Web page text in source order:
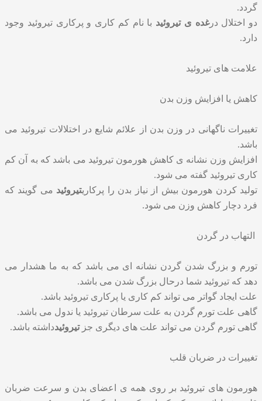
گردد.
دو اختلال درغده ی تیروئید با نام کم کاری و پرکاری تیروئید وجود
دارد.
علامت های تیروئید
کاهش یا افزایش وزن بدن
تغییرات ناگهانی در وزن بدن از علائم شایع در اختلالات تیروئید می
باشد.
افزایش وزن نشانه ی کاهش هورمون تیروئید می باشد که به آن کم
کاری تیروئید گفته می شود.
تولید کردن هورمون بیش از نیاز بدن را پرکاریتیروئید می گویند که
فرد دچار کاهش وزن می شود.
التهاب در گردن
تورم و بزرگ شدن گردن نشانه ای می باشد که به ما هشدار می
دهد که تیروئید شما درحال بزرگ شدن می باشد.
علت ایجاد گواتر می تواند کم کاری یا پرکاری تیروئید باشد.
گاهی علت تورم گردن به علت سرطان تیروئید یا ندول می باشد.
گاهی تورم گردن می تواند علت های دیگری جزتیروئیدداشته باشد.
تغییرات در ضربان قلب
هورمون های تیروئید بر روی همه ی اعضای بدن و سرعت ضربان